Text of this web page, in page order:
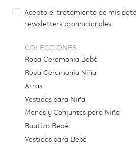
Acepto el tratamiento de mis
newsletters promocionales
COLECCIONES
Ropa Ceremonia Bebé
Ropa Ceremonia Niña
Arras
Vestidos para Niña
Monos y Conjuntos para Niña
Bautizo Bebé
Vestidos para Bebé